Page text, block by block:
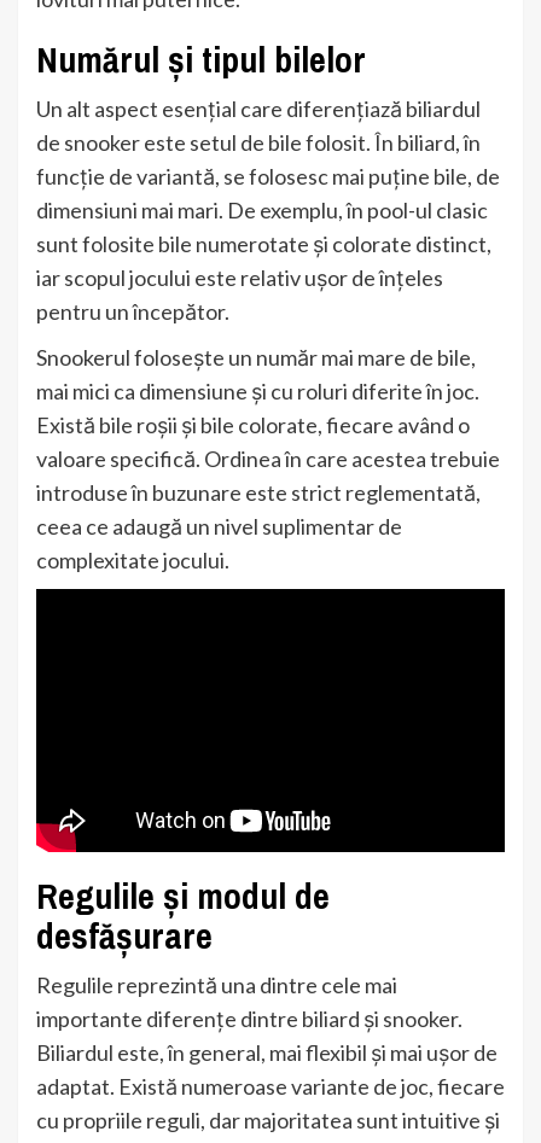
Numărul și tipul bilelor
Un alt aspect esențial care diferențiază biliardul
de snooker este setul de bile folosit. În biliard, în
funcție de variantă, se folosesc mai puține bile, de
dimensiuni mai mari. De exemplu, în pool-ul clasic
sunt folosite bile numerotate și colorate distinct,
iar scopul jocului este relativ ușor de înțeles
pentru un începător.
Snookerul folosește un număr mai mare de bile,
mai mici ca dimensiune și cu roluri diferite în joc.
Există bile roșii și bile colorate, fiecare având o
valoare specifică. Ordinea în care acestea trebuie
introduse în buzunare este strict reglementată,
ceea ce adaugă un nivel suplimentar de
complexitate jocului.
Regulile și modul de
desfășurare
Regulile reprezintă una dintre cele mai
importante diferențe dintre biliard și snooker.
Biliardul este, în general, mai flexibil și mai ușor de
adaptat. Există numeroase variante de joc, fiecare
cu propriile reguli, dar majoritatea sunt intuitive și